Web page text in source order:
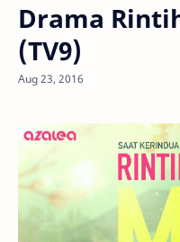
Drama
(TV9)